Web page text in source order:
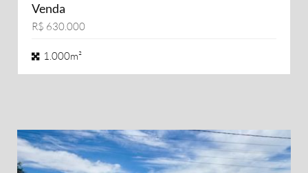
Venda
R$ 630.000
1.000m²